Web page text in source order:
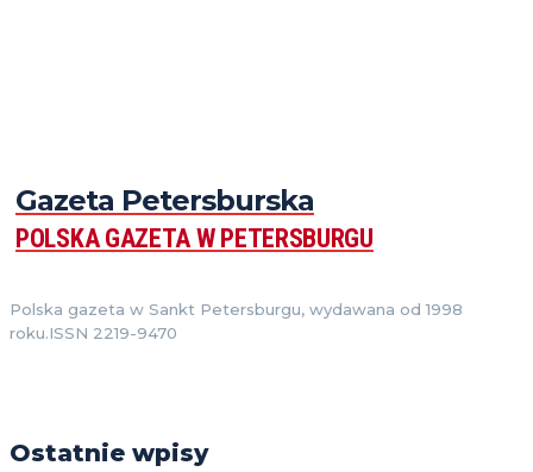
Gazeta Petersburska
POLSKA GAZETA W PETERSBURGU
Polska gazeta w Sankt Petersburgu, wydawana od 1998
roku.ISSN 2219-9470
Ostatnie wpisy